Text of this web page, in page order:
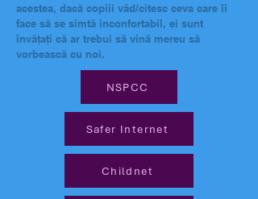
acestea, dacă copiii văd/citesc ceva care îi
face să se simtă inconfortabil, ei sunt
învățați că ar trebui să vină mereu să
vorbească cu noi.
NSPCC
Safer Internet
Childnet